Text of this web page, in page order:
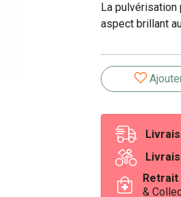
La pulvérisation
aspect brillant
Retrait
&